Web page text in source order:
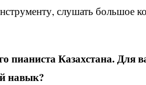
слушать большое
пианиста Казахстана. Для
навык?